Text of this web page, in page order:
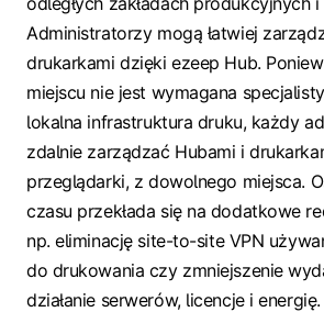
Administratorzy mogą łatwiej
drukarkami dzięki ezeep Hub.
miejscu nie jest wymagana
lokalna infrastruktura druku, każdy
zdalnie zarządzać Hubami i
przeglądarki, z dowolnego miejsca.
czasu przekłada się na dodatkowe
np. eliminację site-to-site VPN
do drukowania czy zmniejszenie
działanie serwerów, licencje i energię.